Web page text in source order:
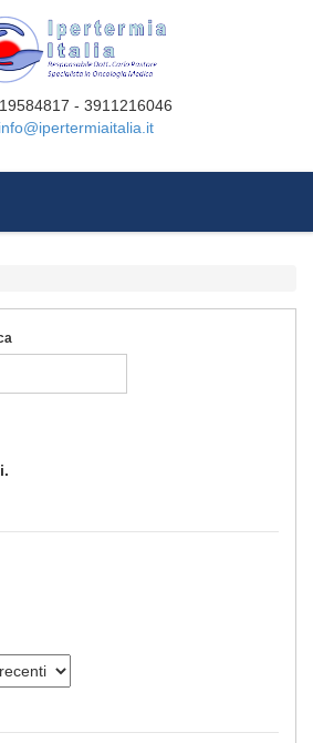
- 3911216046
info@ipertermiaitalia.it